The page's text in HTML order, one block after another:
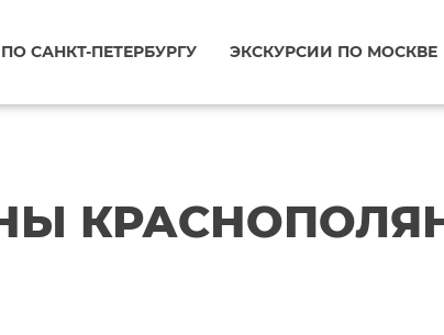
САНКТ-ПЕТЕРБУРГУ ЭКСКУРСИИ ПО МОСКВЕ